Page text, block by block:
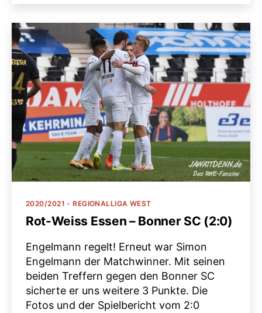
Kategorien
2020/2021 - REGIONALLIGA WEST
Rot-Weiss Essen – Bonner SC (2:0)
Engelmann regelt! Erneut war Simon
Engelmann der Matchwinner. Mit seinen
beiden Treffern gegen den Bonner SC
sicherte er uns weitere 3 Punkte. Die
Fotos und der Spielbericht vom 2:0